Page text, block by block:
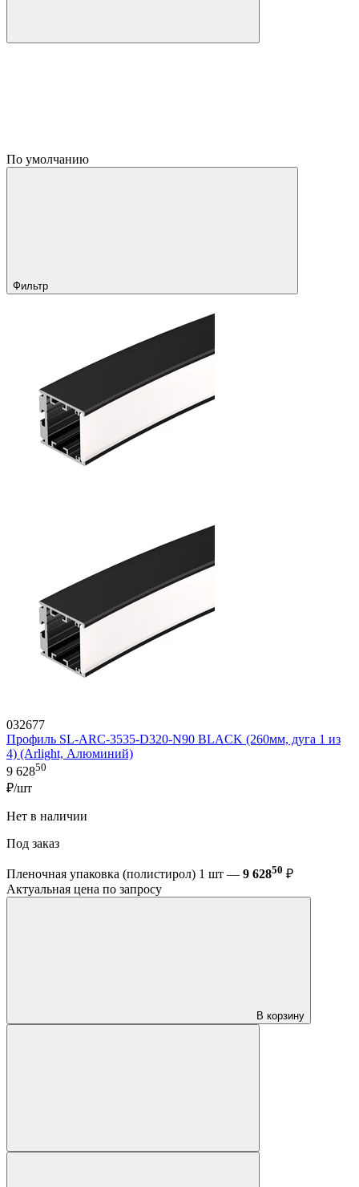
По умолчанию
Фильтр
032677
Профиль SL-ARC-3535-D320-N90 BLACK (260мм, дуга 1 из
4) (Arlight, Алюминий)
9 62850
₽/шт
Нет в наличии
Под заказ
Пленочная упаковка (полистирол) 1 шт — 9 62850 ₽
Актуальная цена по запросу
В корзину